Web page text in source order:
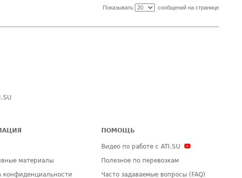
Показывать
сообщений на странице
материалы
конфиденциальности
ПОМОЩЬ
Видео по работе с ATI.SU
Полезное по перевозкам
Часто задаваемые вопросы (FAQ)